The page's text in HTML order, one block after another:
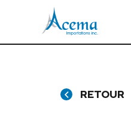
RETOUR